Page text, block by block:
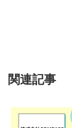
関連記事